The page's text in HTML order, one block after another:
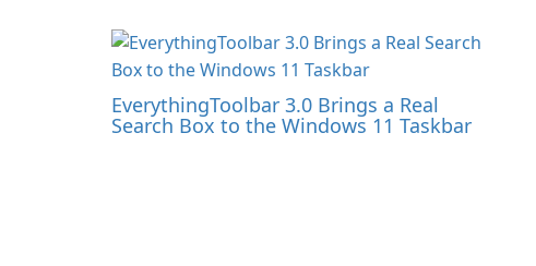
EverythingToolbar 3.0 Brings a Real
Search Box to the Windows 11 Taskbar